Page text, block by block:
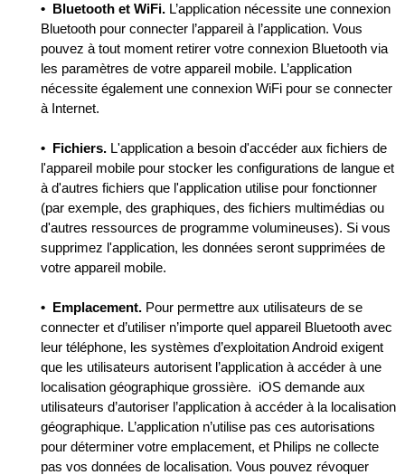
• Bluetooth et WiFi. L’application nécessite une connexion
Bluetooth pour connecter l’appareil à l’application. Vous
pouvez à tout moment retirer votre connexion Bluetooth via
les paramètres de votre appareil mobile. L’application
nécessite également une connexion WiFi pour se connecter
à Internet.
• Fichiers. L'application a besoin d'accéder aux fichiers de
l'appareil mobile pour stocker les configurations de langue et
à d'autres fichiers que l'application utilise pour fonctionner
(par exemple, des graphiques, des fichiers multimédias ou
d'autres ressources de programme volumineuses). Si vous
supprimez l'application, les données seront supprimées de
votre appareil mobile.
• Emplacement. Pour permettre aux utilisateurs de se
connecter et d’utiliser n’importe quel appareil Bluetooth avec
leur téléphone, les systèmes d’exploitation Android exigent
que les utilisateurs autorisent l’application à accéder à une
localisation géographique grossière. iOS demande aux
utilisateurs d’autoriser l’application à accéder à la localisation
géographique. L’application n’utilise pas ces autorisations
pour déterminer votre emplacement, et Philips ne collecte
pas vos données de localisation. Vous pouvez révoquer